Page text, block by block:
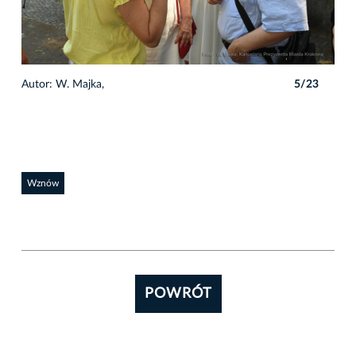
Autor: W. Majka, 5/23
Wznów
POWRÓT